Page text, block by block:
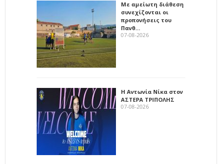
Με αμείωτη διάθεση
συνεχίζονται οι
προπονήσεις του
Πανθ…
07-08-2026
Η Αντωνία Νίκα στον
ΑΣΤΕΡΑ ΤΡΙΠΟΛΗΣ
07-08-2026